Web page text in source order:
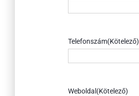
Telefonszám(Kötelező)
Weboldal (Kötelező)